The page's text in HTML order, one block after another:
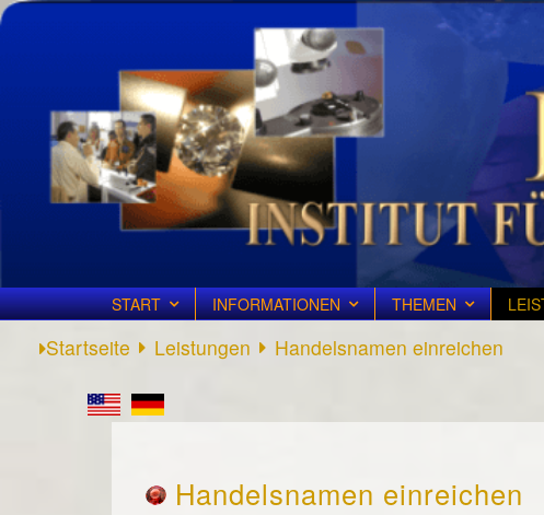
START INFORMATIONEN THEMEN
Startseite Leistungen Handelsnamen einreichen
Handelsnamen einreichen